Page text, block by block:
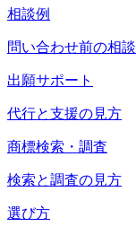
相談例
問い合わせ前の相談
出願サポート
代行と支援の見方
商標検索・調査
検索と調査の見方
選び方